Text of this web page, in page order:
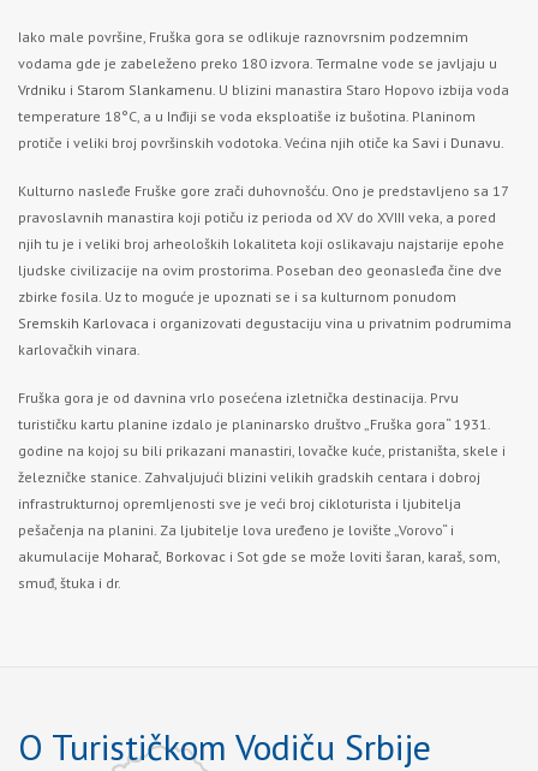
Iako male površine, Fruška gora se odlikuje raznovrsnim podzemnim
vodama gde je zabeleženo preko 180 izvora. Termalne vode se javljaju u
Vrdniku i Starom Slankamenu. U blizini manastira Staro Hopovo izbija voda
temperature 18°C, a u Inđiji se voda eksploatiše iz bušotina. Planinom
protiče i veliki broj površinskih vodotoka. Većina njih otiče ka Savi i Dunavu.
Kulturno nasleđe Fruške gore zrači duhovnošću. Ono je predstavljeno sa 17
pravoslavnih manastira koji potiču iz perioda od XV do XVIII veka, a pored
njih tu je i veliki broj arheoloških lokaliteta koji oslikavaju najstarije epohe
ljudske civilizacije na ovim prostorima. Poseban deo geonasleđa čine dve
zbirke fosila. Uz to moguće je upoznati se i sa kulturnom ponudom
Sremskih Karlovaca i organizovati degustaciju vina u privatnim podrumima
karlovačkih vinara.
Fruška gora je od davnina vrlo posećena izletnička destinacija. Prvu
turističku kartu planine izdalo je planinarsko društvo „Fruška gora“ 1931.
godine na kojoj su bili prikazani manastiri, lovačke kuće, pristaništa, skele i
železničke stanice. Zahvaljujući blizini velikih gradskih centara i dobroj
infrastrukturnoj opremljenosti sve je veći broj cikloturista i ljubitelja
pešačenja na planini. Za ljubitelje lova uređeno je lovište „Vorovo“ i
akumulacije Moharač, Borkovac i Sot gde se može loviti šaran, karaš, som,
smuđ, štuka i dr.
O Turističkom Vodiču Srbije